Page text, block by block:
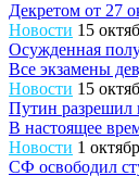
Декретом от 27
Новости 15
Осужденная
Все экзамены
Новости 15
Путин разрешил
В настоящее
Новости 1
СФ освободил